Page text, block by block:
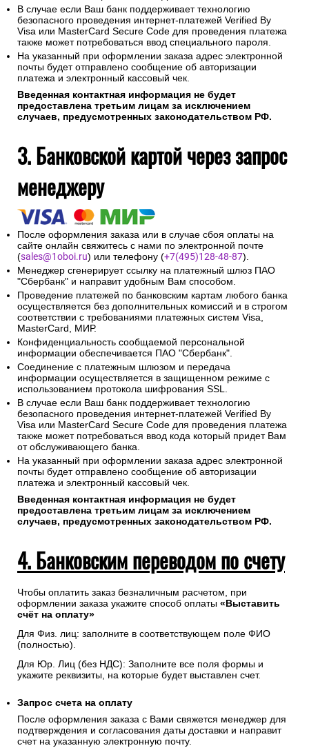
В случае если Ваш банк поддерживает технологию
безопасного проведения интернет-платежей Verified By
Visa или MasterCard Secure Code для проведения платежа
также может потребоваться ввод специального пароля.
На указанный при оформлении заказа адрес электронной
почты будет отправлено сообщение об авторизации
платежа и электронный кассовый чек.
Введенная контактная информация не будет
предоставлена третьим лицам за исключением
случаев, предусмотренных законодательством РФ.
3. Банковской картой через запрос
менеджеру
После оформления заказа или в случае сбоя оплаты на
сайте онлайн свяжитесь с нами по электронной почте
(sales@1oboi.ru) или телефону (+7(495)128-48-87).
Менеджер сгенерирует ссылку на платежный шлюз ПАО
"Сбербанк" и направит удобным Вам способом.
Проведение платежей по банковским картам любого банка
осуществляется без дополнительных комиссий и в строгом
соответствии с требованиями платежных систем Visa,
MasterCard, МИР.
Конфиденциальность сообщаемой персональной
информации обеспечивается ПАО "Сбербанк".
Соединение с платежным шлюзом и передача
информации осуществляется в защищенном режиме с
использованием протокола шифрования SSL.
В случае если Ваш банк поддерживает технологию
безопасного проведения интернет-платежей Verified By
Visa или MasterCard Secure Code для проведения платежа
также может потребоваться ввод кода который придет Вам
от обслуживающего банка.
На указанный при оформлении заказа адрес электронной
почты будет отправлено сообщение об авторизации
платежа и электронный кассовый чек.
Введенная контактная информация не будет
предоставлена третьим лицам за исключением
случаев, предусмотренных законодательством РФ.
4. Банковским переводом по счету
Чтобы оплатить заказ безналичным расчетом, при
оформлении заказа укажите способ оплаты «Выставить
счёт на оплату»
Для Физ. лиц: заполните в соответствующем поле ФИО
(полностью).
Для Юр. Лиц (без НДС): Заполните все поля формы и
укажите реквизиты, на которые будет выставлен счет.
Запрос счета на оплату
После оформления заказа с Вами свяжется менеджер для
подтверждения и согласования даты доставки и направит
счет на указанную электронную почту.